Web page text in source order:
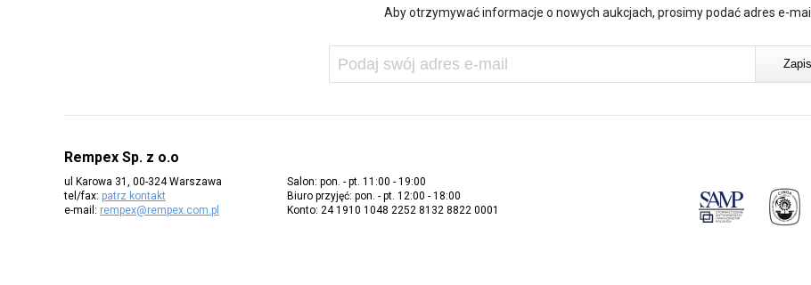
Aby otrzymywać informacje o nowych aukcjach, prosimy podać adres e-mail
Rempex Sp. z o.o
ul Karowa 31, 00-324 Warszawa
tel/fax: patrz kontakt
e-mail: rempex@rempex.com.pl
Salon: pon. - pt. 11:00 - 19:00
Biuro przyjęć: pon. - pt. 12:00 - 18:00
Konto: 24 1910 1048 2252 8132 8822 0001